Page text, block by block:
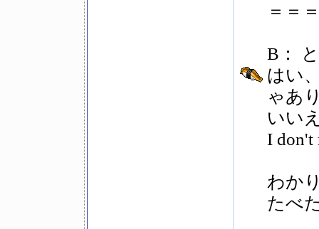
＝＝
B：
はい
ゃあ
いい
I don't
わか
たべ